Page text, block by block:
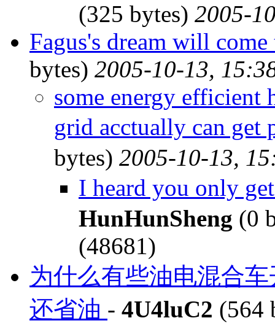
(325 bytes) 2005-
Fagus's dream will
bytes) 2005-10-13,
some energy efficient
grid acctually can get
bytes) 2005-10-13,
I heard you only
HunHunSheng (0
(48681)
为什么有些油电混合
还省油 - 4U4luC2 (564